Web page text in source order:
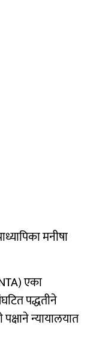
मनीषा
एका
पद्धतीने
न्यायालयात